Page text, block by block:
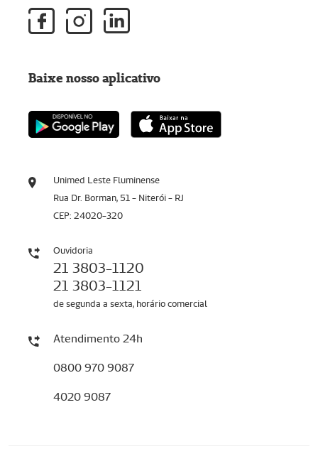
Unimed Leste Fluminense
Rua Dr. Borman, 51 - Niterói - RJ
CEP: 24020-320
Ouvidoria
21 3803-1120
21 3803-1121
de segunda a sexta, horário comercial
Atendimento 24h
0800 970 9087
4020 9087
Baixe nosso aplicativo